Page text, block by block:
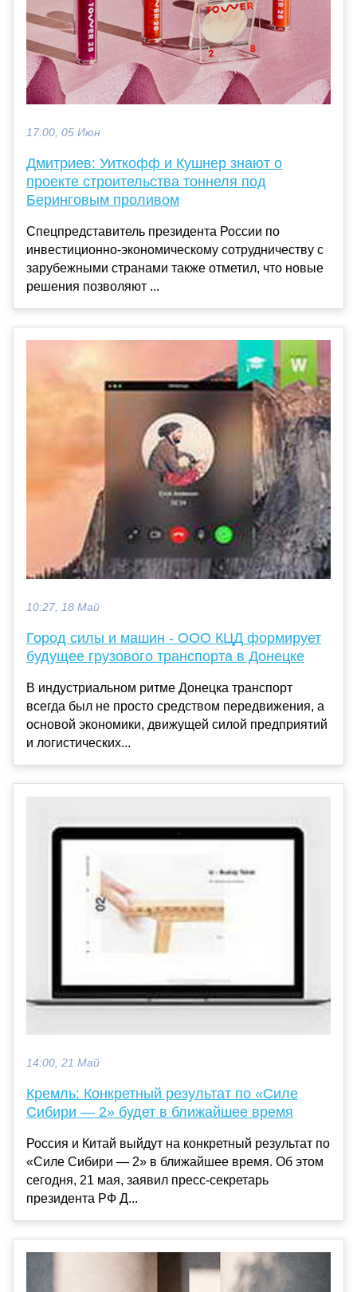
17:00, 05 Июн
Дмитриев: Уиткофф и Кушнер знают о
проекте строительства тоннеля под
Беринговым проливом
Спецпредставитель президента России по
инвестиционно-экономическому сотрудничеству с
зарубежными странами также отметил, что новые
решения позволяют ...
10:27, 18 Май
Город силы и машин - ООО КЦД формирует
будущее грузового транспорта в Донецке
В индустриальном ритме Донецка транспорт
всегда был не просто средством передвижения, а
основой экономики, движущей силой предприятий
и логистических...
14:00, 21 Май
Кремль: Конкретный результат по «Силе
Сибири — 2» будет в ближайшее время
Россия и Китай выйдут на конкретный результат по
«Силе Сибири — 2» в ближайшее время. Об этом
сегодня, 21 мая, заявил пресс-секретарь
президента РФ Д...